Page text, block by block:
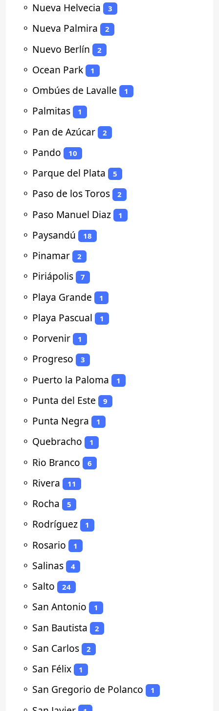
⚬ Nueva Helvecia 3
⚬ Nueva Palmira 2
⚬ Nuevo Berlín 2
⚬ Ocean Park 1
⚬ Ombúes de Lavalle 1
⚬ Palmitas 1
⚬ Pan de Azúcar 2
⚬ Pando 10
⚬ Parque del Plata 5
⚬ Paso de los Toros 2
⚬ Paso Manuel Diaz 1
⚬ Paysandú 18
⚬ Pinamar 2
⚬ Piriápolis 7
⚬ Playa Grande 1
⚬ Playa Pascual 1
⚬ Porvenir 1
⚬ Progreso 3
⚬ Puerto la Paloma 1
⚬ Punta del Este 9
⚬ Punta Negra 1
⚬ Quebracho 1
⚬ Rio Branco 6
⚬ Rivera 11
⚬ Rocha 5
⚬ Rodríguez 1
⚬ Rosario 1
⚬ Salinas 4
⚬ Salto 24
⚬ San Antonio 1
⚬ San Bautista 2
⚬ San Carlos 2
⚬ San Félix 1
⚬ San Gregorio de Polanco 1